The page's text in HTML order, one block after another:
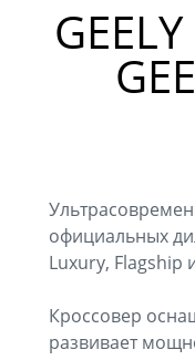
официальных
Luxury, Flagship
Кроссовер
развивает